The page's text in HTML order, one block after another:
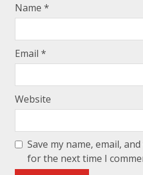
Name *
Email *
Website
Save my name, email,
for the next time I